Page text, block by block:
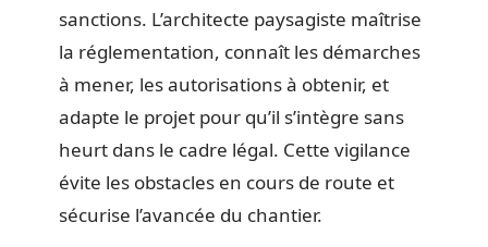
sanctions. L’architecte paysagiste maîtrise
la réglementation, connaît les démarches
à mener, les autorisations à obtenir, et
adapte le projet pour qu’il s’intègre sans
heurt dans le cadre légal. Cette vigilance
évite les obstacles en cours de route et
sécurise l’avancée du chantier.